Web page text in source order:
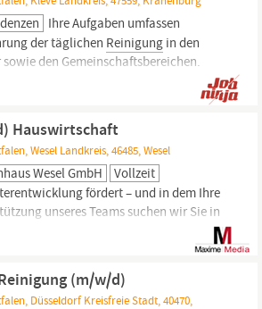
SeniorenCentren,
Ihre Aufgaben umfassen
der täglichen Reinigung in den
den Gemeinschaftsbereichen.
von Hygienestandards sowie der
Bestellung und Verwaltung von
Hauswirtschaft
Wesel Landkreis, 46485, Wesel
Wesel GmbH
Vollzeit
fördert – und in dem Ihre
unseres Teams suchen wir Sie in
als Mitarbeiter (m/w/d)
(m/w/d)
Das bringen
zuverlässige und selbstständige
sowie...
(m/w/d)
Düsseldorf Kreisfreie Stadt, 40470,